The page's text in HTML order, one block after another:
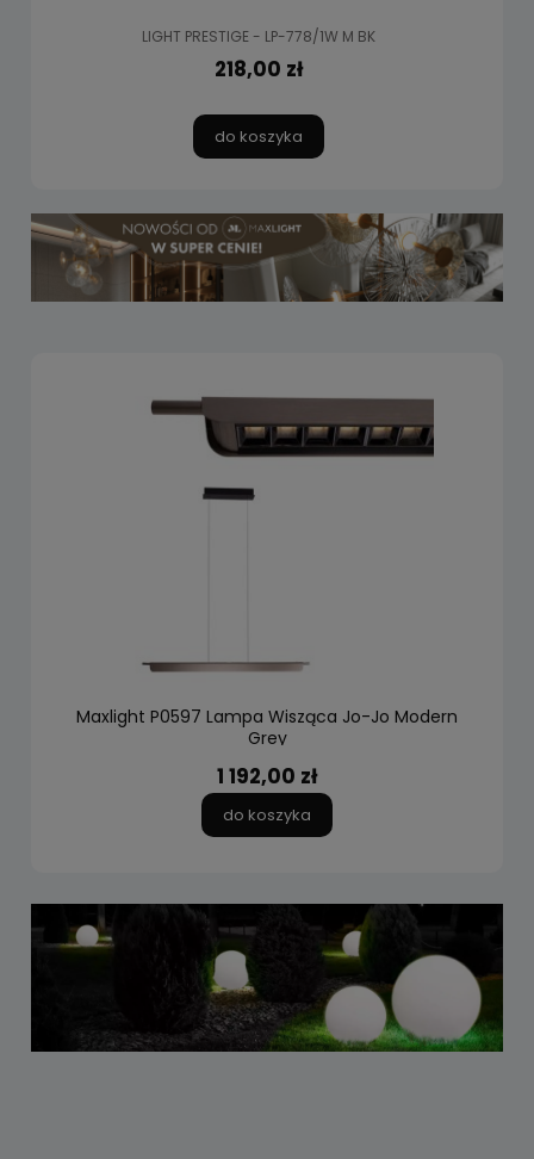
LIGHT PRESTIGE - LP-778/1W M BK
218,00 zł
do koszyka
Maxlight P0597 Lampa Wisząca Jo-Jo Modern
Grey
1 192,00 zł
do koszyka